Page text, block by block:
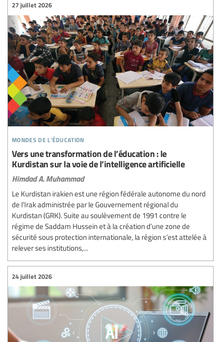
mondes de l'éducation
27 juillet 2026
Vers une transformation de l’éducation : le
Kurdistan sur la voie de l’intelligence artificielle
Himdad A. Muhammad
Le Kurdistan irakien est une région fédérale autonome du nord
de l’Irak administrée par le Gouvernement régional du
Kurdistan (GRK). Suite au soulèvement de 1991 contre le
régime de Saddam Hussein et à la création d’une zone de
sécurité sous protection internationale, la région s’est attelée à
relever ses institutions,...
24 juillet 2026